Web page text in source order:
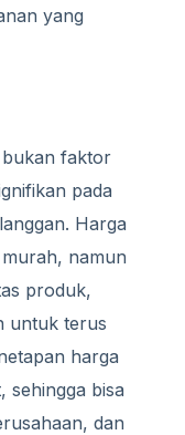
yang
faktor
pada
Harga
namun
produk,
untuk terus
harga
sehingga bisa
dan